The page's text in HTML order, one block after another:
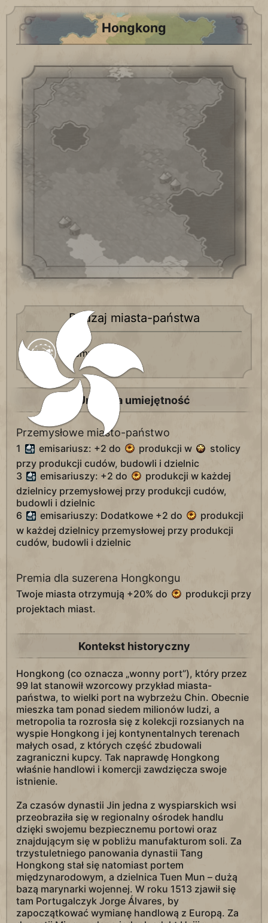
Hongkong
Rodzaj miasta-państwa
Przemysłowe
Unikalna umiejętność
Przemysłowe miasto-państwo
1 emisariusz: +2 do produkcji w
stolicy
przy produkcji cudów, budowli i dzielnic
3
emisariuszy: +2 do
produkcji w każdej
dzielnicy przemysłowej przy produkcji cudów,
budowli i dzielnic
6
emisariuszy: Dodatkowe +2 do
produkcji
w każdej dzielnicy przemysłowej przy produkcji
cudów, budowli i dzielnic
Premia dla suzerena Hongkongu
Twoje miasta otrzymują +20% do
produkcji przy
projektach miast.
Kontekst historyczny
Hongkong (co oznacza „wonny port”), który przez
99 lat stanowił wzorcowy przykład miasta-
państwa, to wielki port na wybrzeżu Chin. Obecnie
mieszka tam ponad siedem milionów ludzi, a
metropolia ta rozrosła się z kolekcji rozsianych na
wyspie Hongkong i jej kontynentalnych terenach
małych osad, z których część zbudowali
zagraniczni kupcy. Tak naprawdę Hongkong
właśnie handlowi i komercji zawdzięcza swoje
istnienie.
Za czasów dynastii Jin jedna z wyspiarskich wsi
przeobraziła się w regionalny ośrodek handlu
dzięki swojemu bezpiecznemu portowi oraz
znajdującym się w pobliżu manufakturom soli. Za
trzystuletniego panowania dynastii Tang
Hongkong stał się natomiast portem
międzynarodowym, a dzielnica Tuen Mun – dużą
bazą marynarki wojennej. W roku 1513 zjawił się
tam Portugalczyk Jorge Álvares, by
zapoczątkować wymianę handlową z Europą. Za